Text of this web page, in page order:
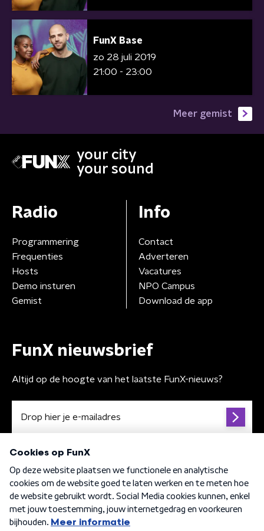
FunX Base
zo 28 juli 2019
21:00 - 23:00
Meer gemist
your city
your sound
Radio
Programmering
Frequenties
Hosts
Demo insturen
Gemist
Info
Contact
Adverteren
Vacatures
NPO Campus
Download de app
FunX nieuwsbrief
Altijd op de hoogte van het laatste FunX-nieuws?
Algemene voorwaarden Privacybeleid